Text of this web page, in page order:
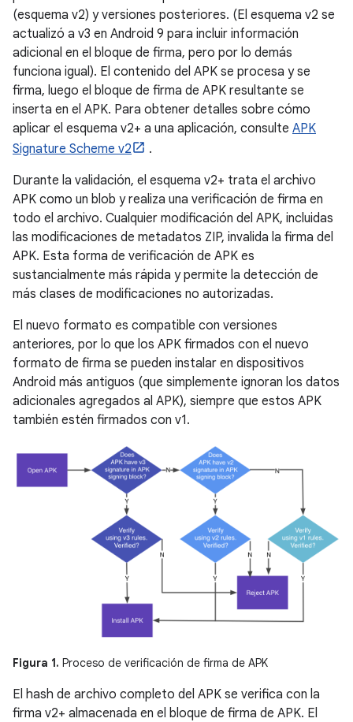
(esquema v2) y versiones posteriores. (El esquema v2 se
actualizó a v3 en Android 9 para incluir información
adicional en el bloque de firma, pero por lo demás
funciona igual). El contenido del APK se procesa y se
firma, luego el bloque de firma de APK resultante se
inserta en el APK. Para obtener detalles sobre cómo
aplicar el esquema v2+ a una aplicación, consulte APK
Signature Scheme v2
.
Durante la validación, el esquema v2+ trata el archivo
APK como un blob y realiza una verificación de firma en
todo el archivo. Cualquier modificación del APK, incluidas
las modificaciones de metadatos ZIP, invalida la firma del
APK. Esta forma de verificación de APK es
sustancialmente más rápida y permite la detección de
más clases de modificaciones no autorizadas.
El nuevo formato es compatible con versiones
anteriores, por lo que los APK firmados con el nuevo
formato de firma se pueden instalar en dispositivos
Android más antiguos (que simplemente ignoran los datos
adicionales agregados al APK), siempre que estos APK
también estén firmados con v1.
Figura 1. Proceso de verificación de firma de APK
El hash de archivo completo del APK se verifica con la
firma v2+ almacenada en el bloque de firma de APK. El